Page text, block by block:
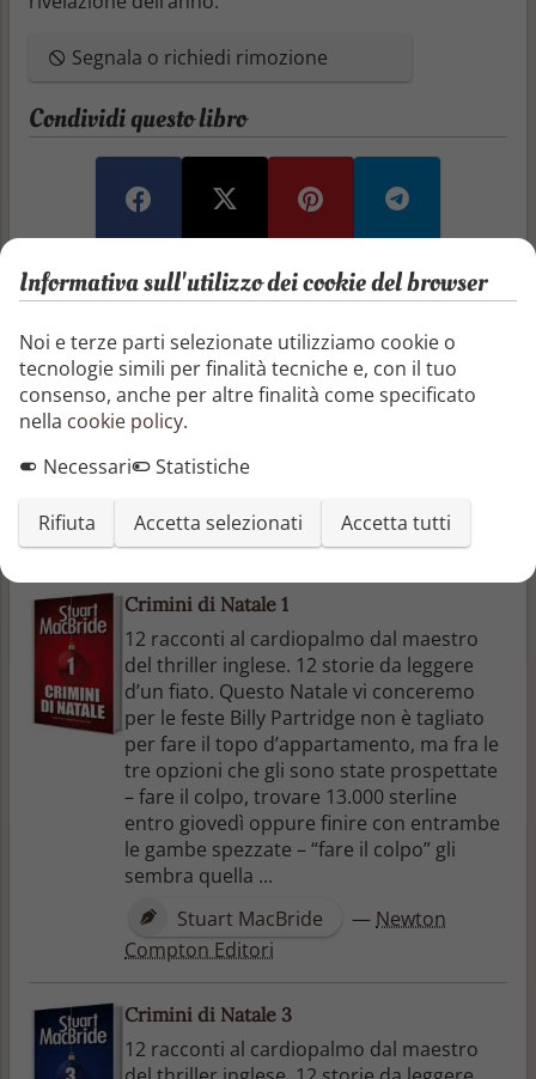
Segnala o richiedi rimozione
Condividi questo libro
Recensioni e articoli
Aggiungi una recensione
Aggiungi un articolo
Non ci sono ancora recensioni o articoli
Altri libri di Stuart MacBride
Crimini di Natale 1
12 racconti al cardiopalmo dal maestro
del thriller inglese. 12 storie da leggere
d’un fiato. Questo Natale vi conceremo
per le feste Billy Partridge non è tagliato
per fare il topo d’appartamento, ma fra le
tre opzioni che gli sono state prospettate
– fare il colpo, trovare 13.000 sterline
entro giovedì oppure finire con entrambe
le gambe spezzate – “fare il colpo” gli
sembra quella ...
Stuart MacBride
— Newton
Compton Editori
Crimini di Natale 3
12 racconti al cardiopalmo dal maestro
Informativa sull'utilizzo dei cookie del browser
Noi e terze parti selezionate utilizziamo cookie o
tecnologie simili per finalità tecniche e, con il tuo
consenso, anche per altre finalità come specificato
nella cookie policy.
Necessari
Statistiche
Rifiuta Accetta selezionati Accetta tutti